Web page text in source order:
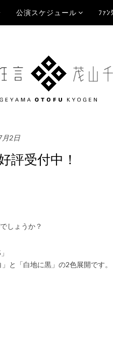
公演スケジュール ﾌｧﾝ
月2日
評受付中！
しょうか？
と「白地に黒」の2色展開です。